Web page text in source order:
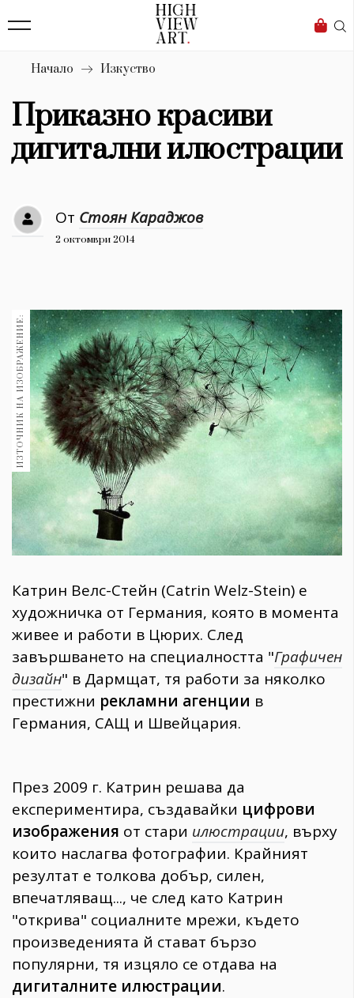
Бизнес
Мода
Dialogue
Изкуство
4340
Красота
777
Книги 1188
30+ 1970
Гурме 1710
Пътувай
Здраве 389
Gentlemen
Wellness
1817
ПОСЛЕДВАЙТЕ
НИ
Начало Изкуство
Приказно красиви
дигитални илюстрации
От Стоян Караджов
2 октомври 2014
ИЗТОЧНИК НА ИЗОБРАЖЕНИЕ:
Катрин Велс-Стейн (Catrin Welz-Stein) e
художничка от Германия, която в момента
живее и работи в Цюрих. След
завършването на специалността "Графичен
дизайн" в Дармщат, тя работи за няколко
престижни рекламни агенции в
Германия, САЩ и Швейцария.
През 2009 г. Катрин решава да
експериментира, създавайки цифрови
изображения от стари илюстрации, върху
които наслагва фотографии. Крайният
резултат е толкова добър, силен,
впечатляващ..., че след като Катрин
"открива" социалните мрежи, където
произведенията й стават бързо
популярни, тя изцяло се отдава на
дигиталните илюстрации.